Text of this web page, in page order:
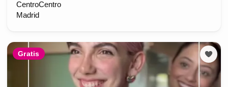
CentroCentro
Madrid
Gratis